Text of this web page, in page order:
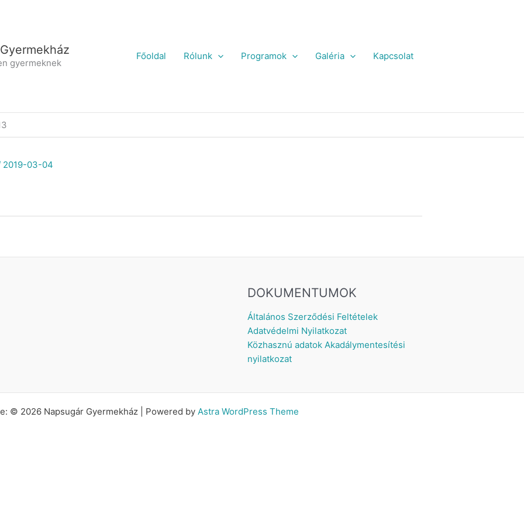
gyermeknek
Főoldal Rólunk Programok Galéria Kapcsolat
2019-03-04
DOKUMENTUMOK
Általános Szerződési Feltételek
Adatvédelmi Nyilatkozat
Közhasznú adatok Akadálymentesítési
nyilatkozat
© 2026 Napsugár Gyermekház | Powered by Astra WordPress Theme